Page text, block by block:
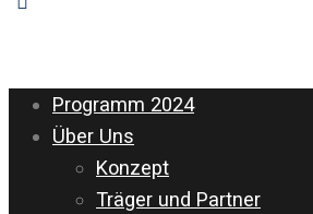
Programm 2024
Über Uns
Konzept
Träger und Partner